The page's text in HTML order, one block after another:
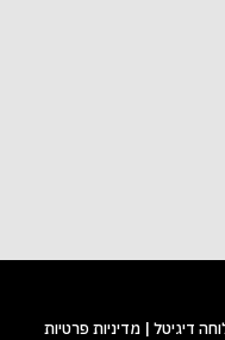
דיגיטל | מדיניות פרטיות